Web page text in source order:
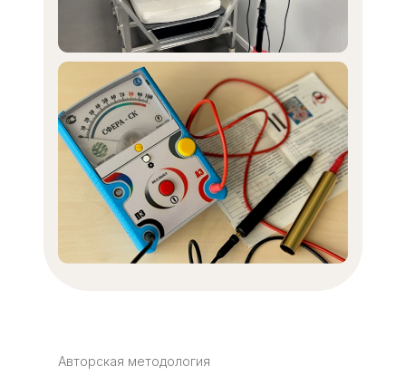
Авторская методология